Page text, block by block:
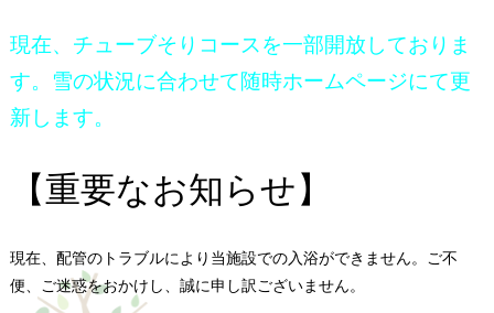
現在、チューブそりコースを一部開放しておりま
す。雪の状況に合わせて随時ホームページにて更
新します。
【重要なお知らせ】
現在、配管のトラブルにより当施設での入浴ができません。ご不
便、ご迷惑をおかけし、誠に申し訳ございません。